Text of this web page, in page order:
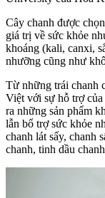
Cây chanh được
giá trị về sức khỏe
khoáng (kali, canxi,
nhưỡng cũng như
Từ những trái chanh
Việt với sự hỗ trợ của
ra những sản phẩm
lẫn bổ trợ sức khỏe
chanh lát sấy, chanh
chanh, tinh dầu